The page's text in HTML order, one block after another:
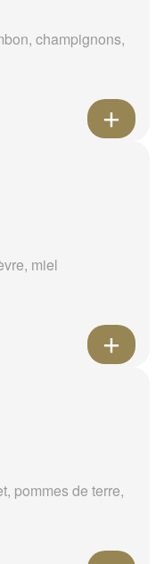
champignons,
miel
pommes de terre,